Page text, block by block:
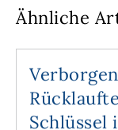
Ähnliche
Schlüssel